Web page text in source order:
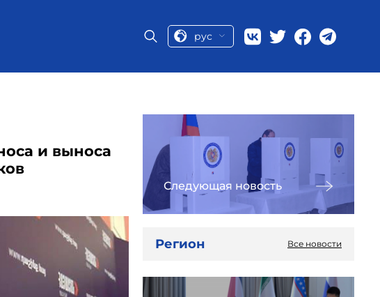
рус
и выноса
Следующая новость
Регион Все новости